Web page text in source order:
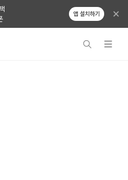
앱 설치하기